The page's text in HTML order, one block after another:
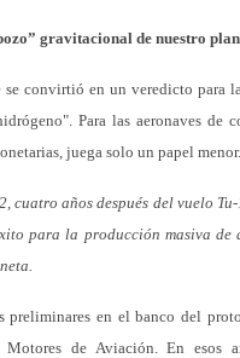
gravitacional de nuestro
se convirtió en un veredicto para
Para las aeronaves de
juega solo un papel menor.
cuatro años después del vuelo
para la producción masiva
preliminares en el banco del
Motores de Aviación. En esos